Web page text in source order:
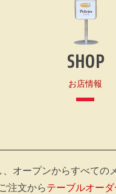
SHOP
お店情報
オープンからすべての
注文からテーブルオー